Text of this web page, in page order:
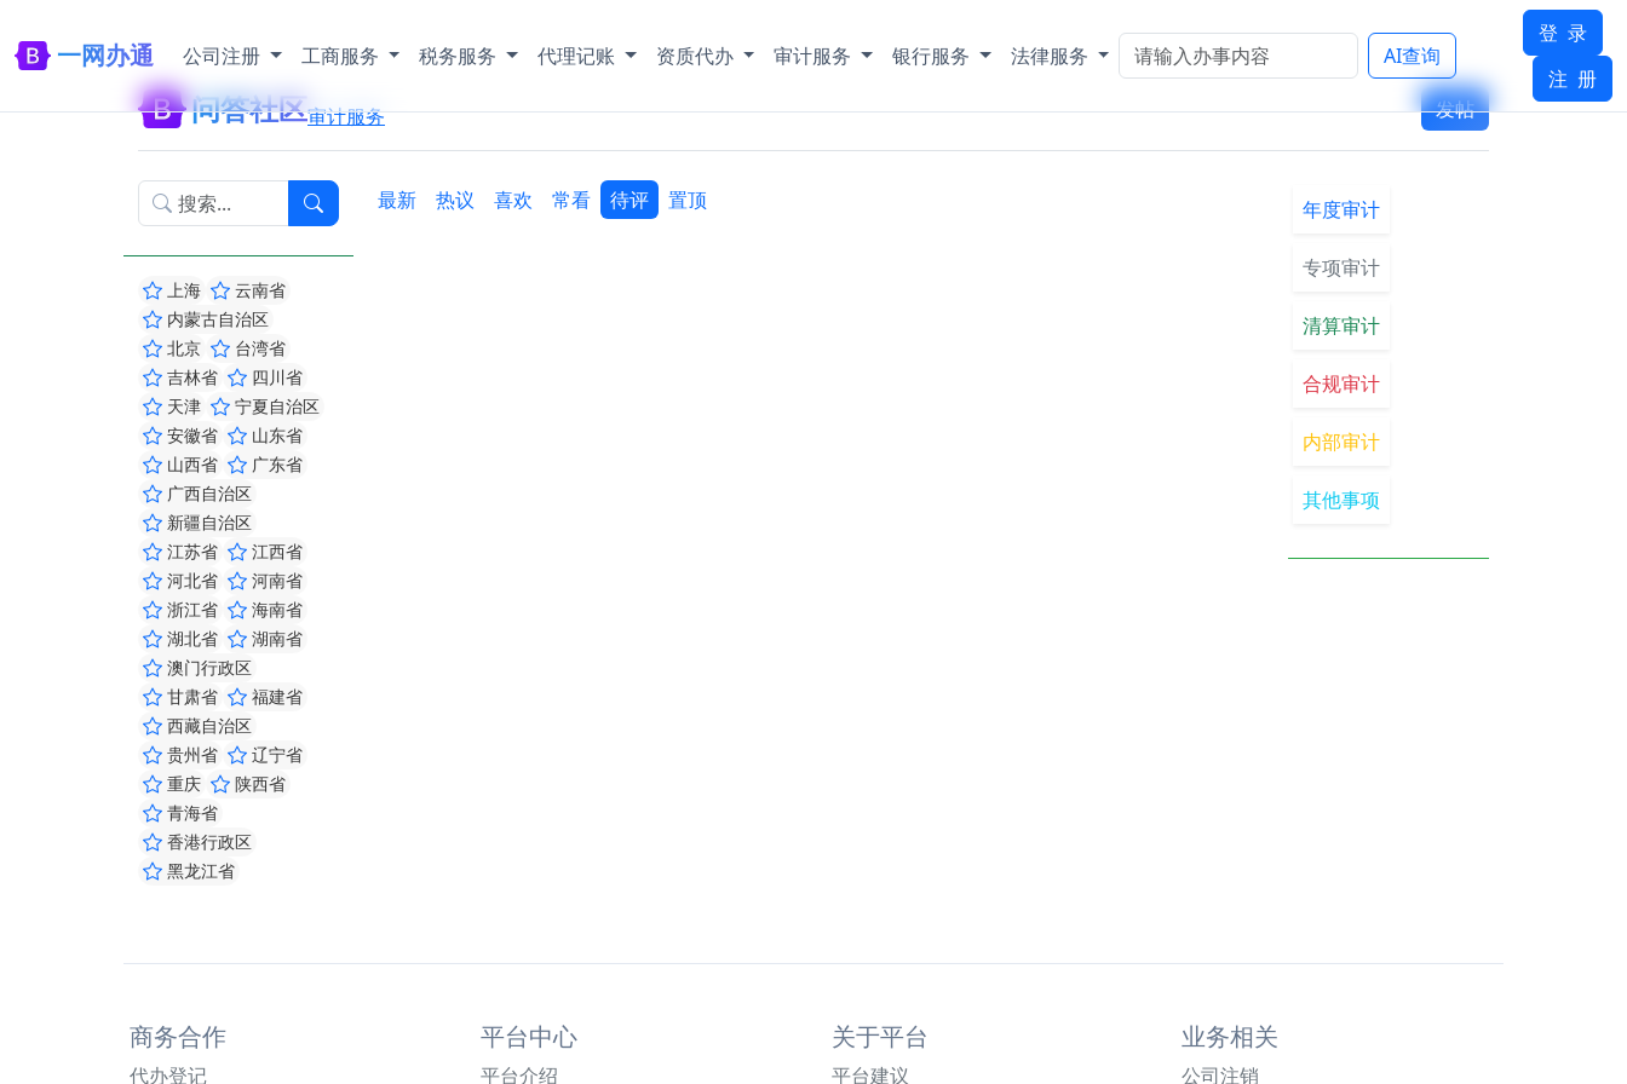
一网办通 公司注册 工商服务 税务服务 代理记账 资质代办 审计服务 银行服务 法律服务 AI查询
登 录
注 册
问答社区审计服务 发帖
上海
云南省
内蒙古自治区
北京
台湾省
吉林省
四川省
天津
宁夏自治区
安徽省
山东省
山西省
广东省
广西自治区
新疆自治区
江苏省
江西省
河北省
河南省
浙江省
海南省
湖北省
湖南省
澳门行政区
甘肃省
福建省
西藏自治区
贵州省
辽宁省
重庆
陕西省
青海省
香港行政区
黑龙江省
最新 热议 喜欢 常看 待评 置顶 年度审计
专项审计
清算审计
合规审计
内部审计
其他事项
商务合作
代办登记
平台中心
平台介绍
关于平台
平台建议
业务相关
公司注销